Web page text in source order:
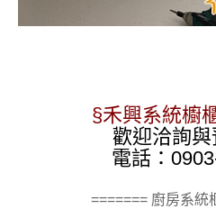
§禾興系統櫥
歡迎洽詢
電話：
======= 廚房系統